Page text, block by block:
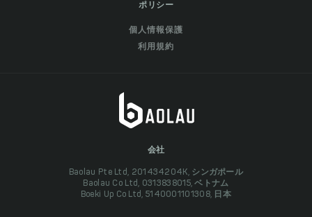
ポリシー
個人情報保護
利用規約
会社
Baolau Pte Ltd, 201434204K, シンガポール
Baolau Co Ltd, 0313838015, ベトナム
Boeki Up Co Ltd, 5140001101308, 日本